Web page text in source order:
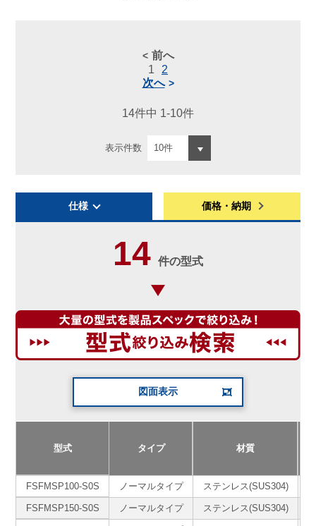
前へ
1
2
次へ
14件中 1-10件
表示件数
仕様 価格・納期
14 件の型式
図面表示
型式 タイプ 材質
FSFMSP100-S0S ノーマルタイプ ステンレス(SUS304)
FSFMSP150-S0S ノーマルタイプ ステンレス(SUS304)